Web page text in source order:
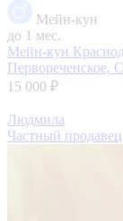
Мейн-кун
до 1 мес.
Мейн-кун
Первореченское,
15 000 ₽
Людмила
Частный продавец